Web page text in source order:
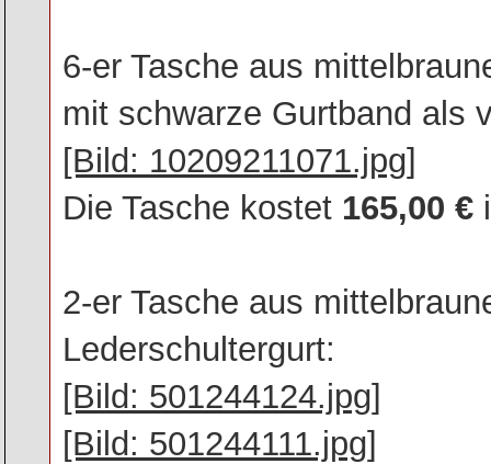
6-er Tasche aus
mit schwarze Gurtband als
[Bild: 10209211071.jpg]
Die Tasche kostet 165,00 €
2-er Tasche aus
Lederschultergurt:
[Bild: 501244124.jpg]
[Bild: 501244111.jpg]